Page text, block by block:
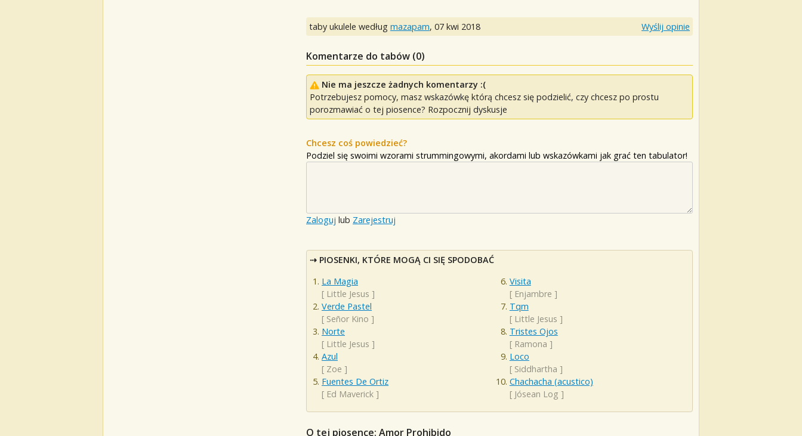
taby ukulele według mazapam, 07 kwi 2018 Wyślij opinie
Komentarze do tabów (0)
Nie ma jeszcze żadnych komentarzy :(
Potrzebujesz pomocy, masz wskazówkę którą chcesz się podzielić, czy chcesz po prostu
porozmawiać o tej piosence? Rozpocznij dyskusje
Chcesz coś powiedzieć?
Podziel się swoimi wzorami strummingowymi, akordami lub wskazówkami jak grać ten tabulator!
Zaloguj lub Zarejestruj
PIOSENKI, KTÓRE MOGĄ CI SIĘ SPODOBAĆ
La Magia
[ Little Jesus ]
Verde Pastel
[ Señor Kino ]
Norte
[ Little Jesus ]
Azul
[ Zoe ]
Fuentes De Ortiz
[ Ed Maverick ]
Visita
[ Enjambre ]
Tqm
[ Little Jesus ]
Tristes Ojos
[ Ramona ]
Loco
[ Siddhartha ]
Chachacha (acustico)
[ Jósean Log ]
O tej piosence: Amor Prohibido